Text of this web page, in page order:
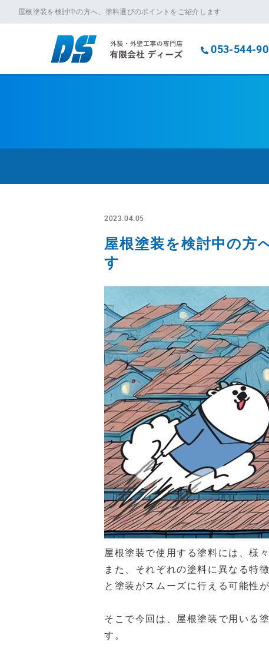
屋根塗装を検討中の方へ、塗料選びのポイントをご紹介します
053-544-
2023.04.05
屋根塗装を検討中の方
す
屋根塗装で使用する塗料には、様
また、それぞれの塗料に異なる特
と塗装がスムーズに行える可能性
そこで今回は、屋根塗装で用いる
す。